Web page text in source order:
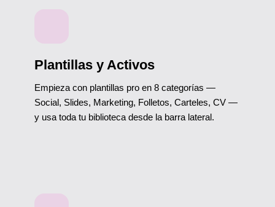
Plantillas y Activos
Empieza con plantillas pro en 8 categorías —
Social, Slides, Marketing, Folletos, Carteles, CV —
y usa toda tu biblioteca desde la barra lateral.